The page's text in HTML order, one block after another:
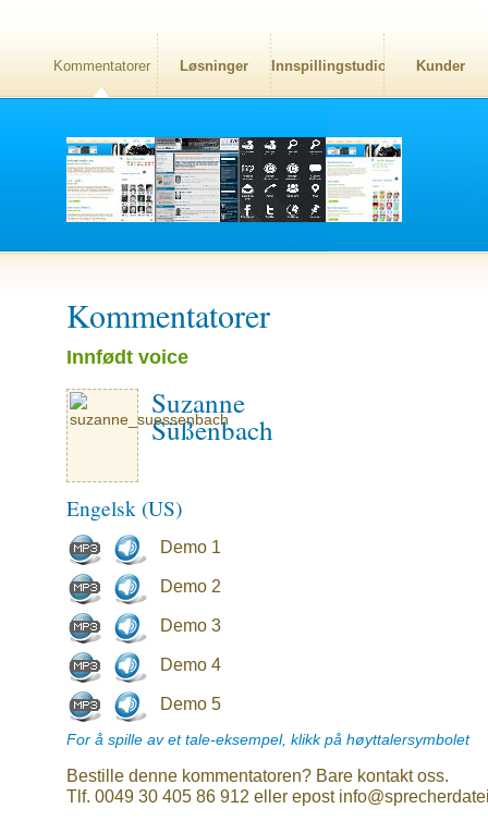
Kommentatorer Løsninger Innspillingstudio Kunder
Kommentatorer
Innfødt voice
Suzanne
Süßenbach
Engelsk (US)
Demo 1
Demo 2
Demo 3
Demo 4
Demo 5
For å spille av et tale-eksempel, klikk på høyttalersymbolet
Bestille denne kommentatoren? Bare kontakt oss.
Tlf. 0049 30 405 86 912 eller epost